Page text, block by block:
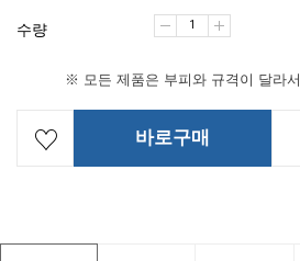
수량
※ 모든 제품은 부피와 규격이 달라서
바로구매